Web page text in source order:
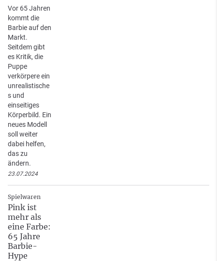
Vor 65 Jahren
kommt die
Barbie auf den
Markt.
Seitdem gibt
es Kritik, die
Puppe
verkörpere ein
unrealistische
s und
einseitiges
Körperbild. Ein
neues Modell
soll weiter
dabei helfen,
das zu
ändern.
23.07.2024
Spielwaren
Pink ist
mehr als
eine Farbe:
65 Jahre
Barbie-
Hype